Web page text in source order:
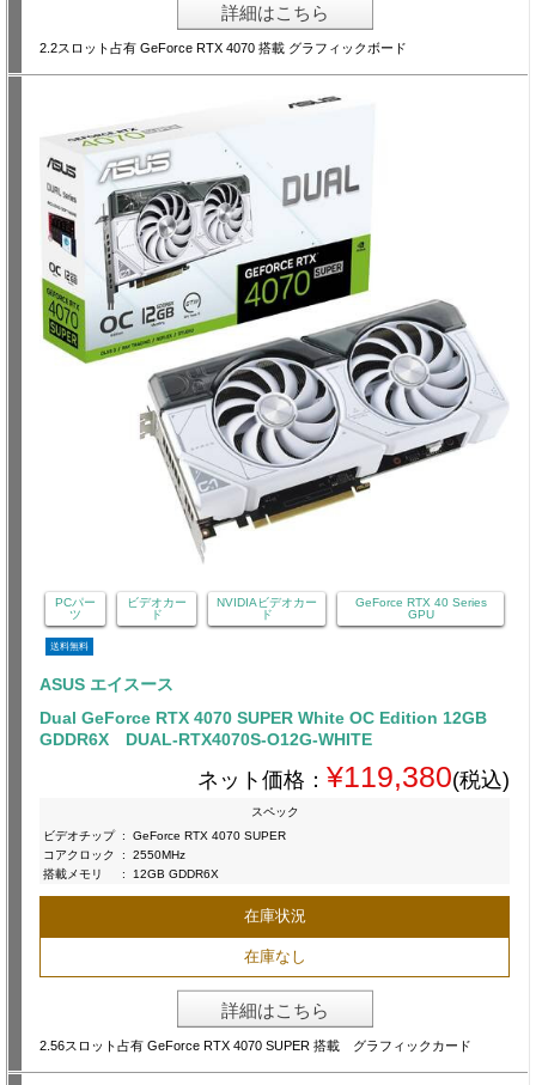
詳細はこちら
2.2スロット占有 GeForce RTX 4070 搭載 グラフィックボード
PCパー
ツ
ビデオカー
ド
NVIDIAビデオカー
ド
GeForce RTX 40 Series
GPU
送料無料
ASUS エイスース
Dual GeForce RTX 4070 SUPER White OC Edition 12GB
GDDR6X DUAL-RTX4070S-O12G-WHITE
ネット価格： ¥119,380(税込)
スペック
ビデオチップ :
GeForce RTX 4070 SUPER
コアクロック
:
2550MHz
搭載メモリ
: 12GB GDDR6X
在庫状況
在庫なし
詳細はこちら
2.56スロット占有 GeForce RTX 4070 SUPER 搭載 グラフィックカード